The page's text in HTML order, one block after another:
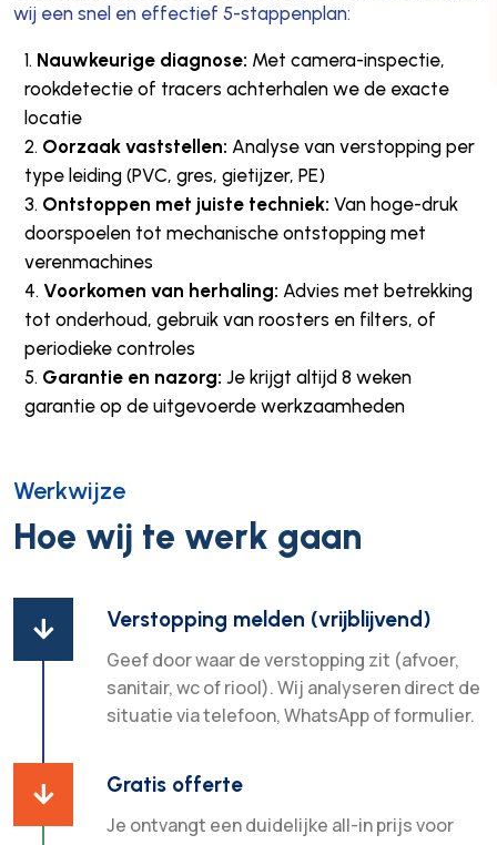
wij een snel en effectief 5-stappenplan:
Nauwkeurige diagnose: Met camera-inspectie,
rookdetectie of tracers achterhalen we de exacte
locatie
Oorzaak vaststellen: Analyse van verstopping per
type leiding (PVC, gres, gietijzer, PE)
Ontstoppen met juiste techniek: Van hoge-druk
doorspoelen tot mechanische ontstopping met
verenmachines
Voorkomen van herhaling: Advies met betrekking
tot onderhoud, gebruik van roosters en filters, of
periodieke controles
Garantie en nazorg: Je krijgt altijd 8 weken
garantie op de uitgevoerde werkzaamheden
Werkwijze
Hoe wij te werk gaan
 Verstopping melden (vrijblijvend)
Geef door waar de verstopping zit (afvoer,
sanitair, wc of riool). Wij analyseren direct de
situatie via telefoon, WhatsApp of formulier.
 Gratis offerte
Je ontvangt een duidelijke all-in prijs voor